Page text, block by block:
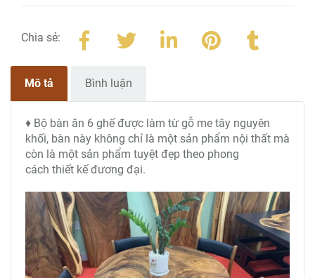
Chia sẻ:
Mô tả Bình luận
♦ Bộ bàn ăn 6 ghế được làm từ gỗ me tây nguyên
khối, bàn này không chỉ là một sản phẩm nội thất mà
còn là một sản phẩm tuyệt đẹp theo phong
cách thiết kế đương đại.